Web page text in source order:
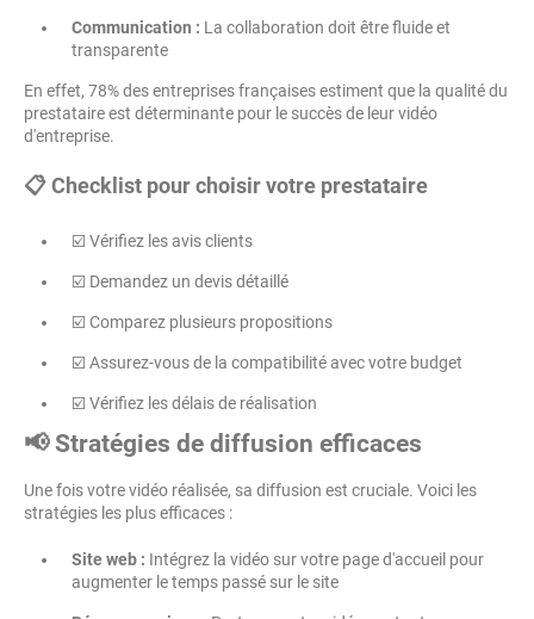
Communication : La collaboration doit être fluide et
transparente
En effet, 78% des entreprises françaises estiment que la qualité du
prestataire est déterminante pour le succès de leur vidéo
d'entreprise.
📋 Checklist pour choisir votre prestataire
☑️ Vérifiez les avis clients
☑️ Demandez un devis détaillé
☑️ Comparez plusieurs propositions
☑️ Assurez-vous de la compatibilité avec votre budget
☑️ Vérifiez les délais de réalisation
📢 Stratégies de diffusion efficaces
Une fois votre vidéo réalisée, sa diffusion est cruciale. Voici les
stratégies les plus efficaces :
Site web : Intégrez la vidéo sur votre page d'accueil pour
augmenter le temps passé sur le site